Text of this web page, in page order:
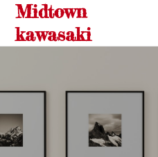
Skip
content
Midtown
kawasaki